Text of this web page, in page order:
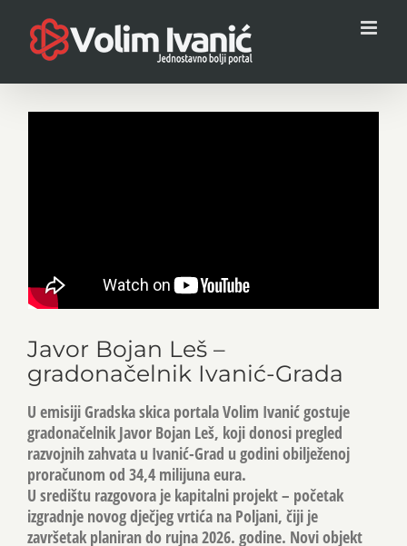
content
Javor Bojan Leš –
gradonačelnik Ivanić-Grada
U emisiji Gradska skica portala Volim Ivanić gostuje
gradonačelnik Javor Bojan Leš, koji donosi pregled
razvojnih zahvata u Ivanić-Grad u godini obilježenoj
proračunom od 34,4 milijuna eura.
U središtu razgovora je kapitalni projekt – početak
izgradnje novog dječjeg vrtića na Poljani, čiji je
završetak planiran do rujna 2026. godine. Novi objekt